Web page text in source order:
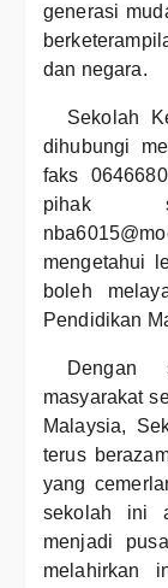
generasi
dan negara.
Sekolah
dihubungi
faks
pihak
mengetahui
boleh
Pendidikan
Dengan
masyarakat
Malaysia,
terus
yang
sekolah ini
menjadi
melahirkan